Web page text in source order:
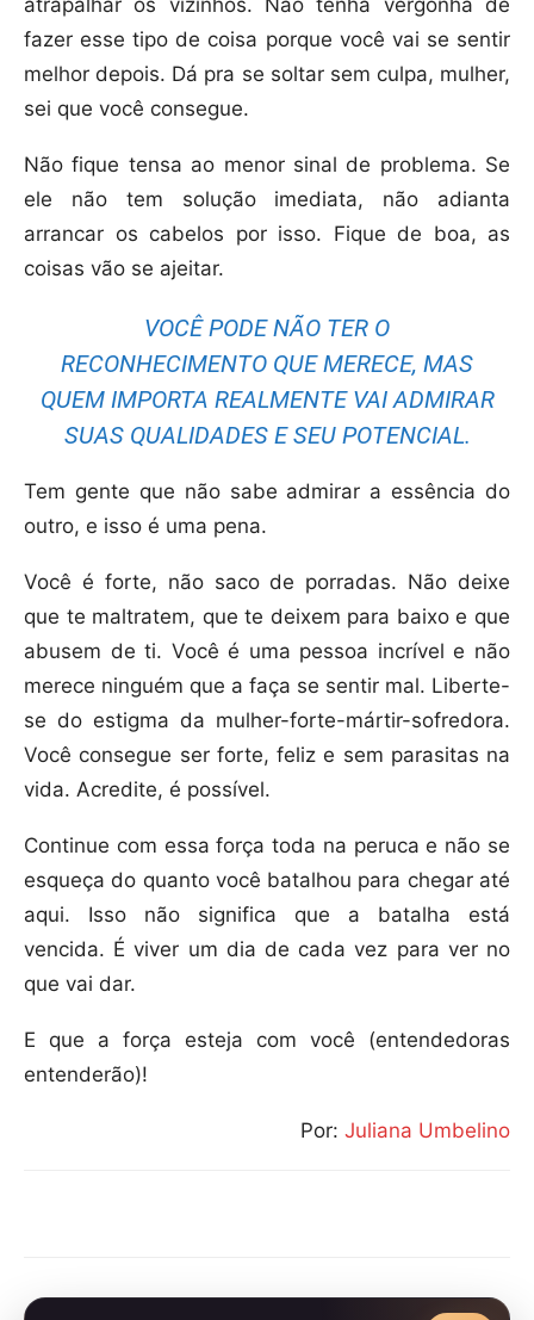
fazer esse tipo de coisa porque você vai se sentir
melhor depois. Dá pra se soltar sem culpa, mulher,
sei que você consegue.
Não fique tensa ao menor sinal de problema. Se
ele não tem solução imediata, não adianta
arrancar os cabelos por isso. Fique de boa, as
coisas vão se ajeitar.
VOCÊ PODE NÃO TER O
RECONHECIMENTO QUE MERECE, MAS
QUEM IMPORTA REALMENTE VAI ADMIRAR
SUAS QUALIDADES E SEU POTENCIAL.
Tem gente que não sabe admirar a essência do
outro, e isso é uma pena.
Você é forte, não saco de porradas. Não deixe
que te maltratem, que te deixem para baixo e que
abusem de ti. Você é uma pessoa incrível e não
merece ninguém que a faça se sentir mal. Liberte-
se do estigma da mulher-forte-mártir-sofredora.
Você consegue ser forte, feliz e sem parasitas na
vida. Acredite, é possível.
Continue com essa força toda na peruca e não se
esqueça do quanto você batalhou para chegar até
aqui. Isso não significa que a batalha está
vencida. É viver um dia de cada vez para ver no
que vai dar.
E que a força esteja com você (entendedoras
entenderão)!
Por: Juliana Umbelino